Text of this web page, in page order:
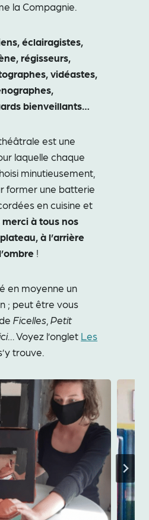
la Compagnie.
éclairagistes,
régisseurs,
vidéastes,
bienveillants…
est une
laquelle chaque
minutieusement,
former une batterie
en cuisine et
merci à tous nos
à l’arrière
!
en moyenne un
; peut être vous
Ficelles ,Petit
… Voyez l’onglet Les
trouve.